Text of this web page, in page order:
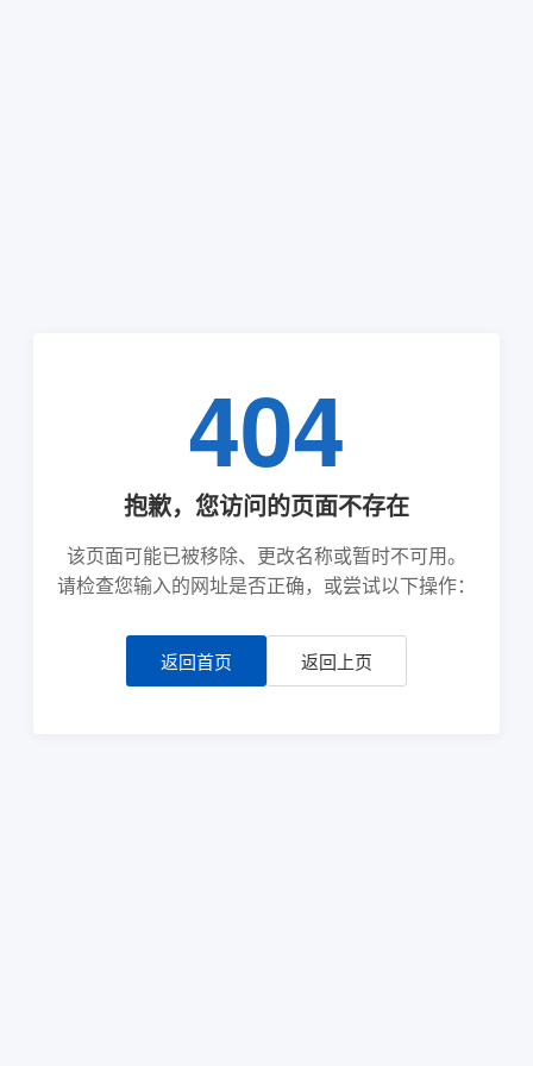
404
抱歉，您访问的页面不存在
该页面可能已被移除、更改名称或暂时不可用。
请检查您输入的网址是否正确，或尝试以下操作：
返回首页 返回上页